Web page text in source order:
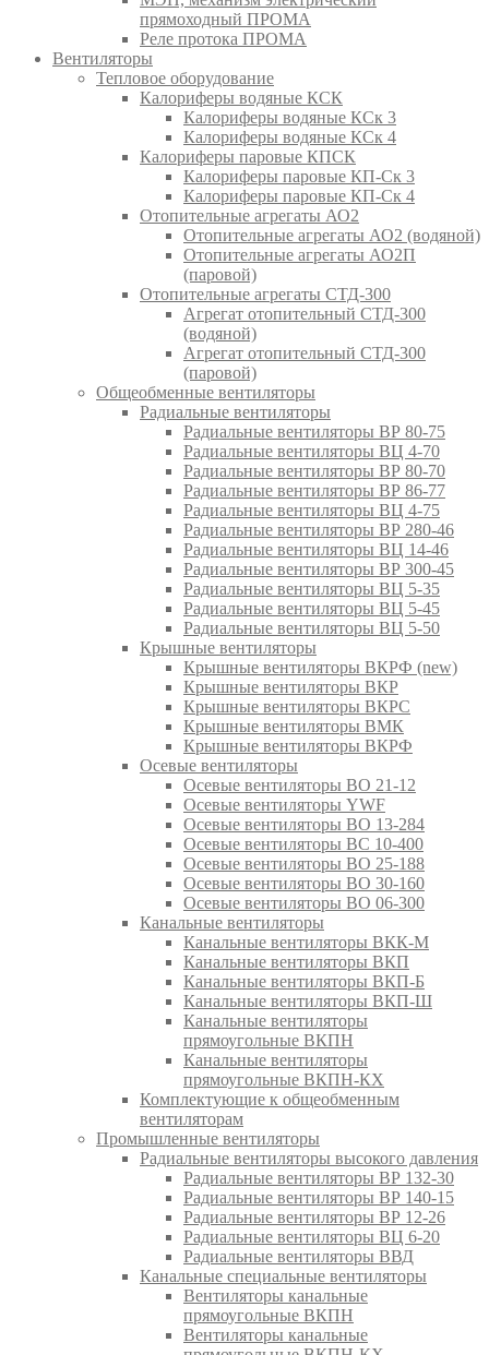
прямоходный ПРОМА
Реле протока ПРОМА
Вентиляторы
Тепловое оборудование
Калориферы водяные КСК
Калориферы водяные КСк 3
Калориферы водяные КСк 4
Калориферы паровые КПСК
Калориферы паровые КП-Ск 3
Калориферы паровые КП-Ск 4
Отопительные агрегаты АО2
Отопительные агрегаты АО2 (водяной)
Отопительные агрегаты АО2П
(паровой)
Отопительные агрегаты СТД-300
Агрегат отопительный СТД-300
(водяной)
Агрегат отопительный СТД-300
(паровой)
Общеобменные вентиляторы
Радиальные вентиляторы
Радиальные вентиляторы ВР 80-75
Радиальные вентиляторы ВЦ 4-70
Радиальные вентиляторы ВР 80-70
Радиальные вентиляторы ВР 86-77
Радиальные вентиляторы ВЦ 4-75
Радиальные вентиляторы ВР 280-46
Радиальные вентиляторы ВЦ 14-46
Радиальные вентиляторы ВР 300-45
Радиальные вентиляторы ВЦ 5-35
Радиальные вентиляторы ВЦ 5-45
Радиальные вентиляторы ВЦ 5-50
Крышные вентиляторы
Крышные вентиляторы ВКРФ (new)
Крышные вентиляторы ВКР
Крышные вентиляторы ВКРС
Крышные вентиляторы ВМК
Крышные вентиляторы ВКРФ
Осевые вентиляторы
Осевые вентиляторы ВО 21-12
Осевые вентиляторы YWF
Осевые вентиляторы ВО 13-284
Осевые вентиляторы ВС 10-400
Осевые вентиляторы ВО 25-188
Осевые вентиляторы ВО 30-160
Осевые вентиляторы ВО 06-300
Канальные вентиляторы
Канальные вентиляторы ВКК-М
Канальные вентиляторы ВКП
Канальные вентиляторы ВКП-Б
Канальные вентиляторы ВКП-Ш
Канальные вентиляторы
прямоугольные ВКПН
Канальные вентиляторы
прямоугольные ВКПН-КХ
Комплектующие к общеобменным
вентиляторам
Промышленные вентиляторы
Радиальные вентиляторы высокого давления
Радиальные вентиляторы ВР 132-30
Радиальные вентиляторы ВР 140-15
Радиальные вентиляторы ВР 12-26
Радиальные вентиляторы ВЦ 6-20
Радиальные вентиляторы ВВД
Канальные специальные вентиляторы
Вентиляторы канальные
прямоугольные ВКПН
Вентиляторы канальные